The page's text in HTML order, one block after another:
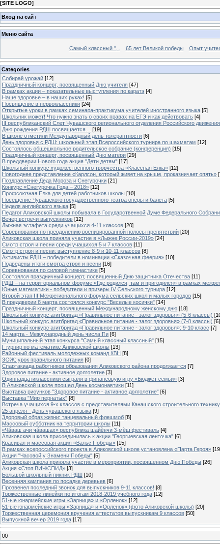
[SITE LOGO]
Вход на сайт
Меню сайта
Самый классный "... 65 лет Великой победы Опыт
Categories
Собирай урожай [12]
Праздничный концерт, посвященный Дню учителя [47]
В рамках акции – показательные выступления по каратэ [4]
Наше здоровье – в наших руках! [5]
Посвящение в первоклассники [24]
Открытые уроки в рамках семинара-практикума учителей иностранного языка [5]
Школьник может! Что нужно знать о своих правах на ЕГЭ и как действовать [4]
III республиканский Слет Чувашского регионального отделения Российского
Дню рождения РДШ посвящается…
[19]
В школе отметили Международный день толерантности [6]
День здоровья с РДШ: школьный этап Всероссийского турнира по шахматам [12]
Состоялось общешкольное родительское собрание (конференция) [15]
Праздничный концерт, посвященный Дню матери [29]
В преддверии Нового года акция "Дети детям" [17]
Школьный конкурс художественного творчества «Классная Ёлка» [12]
Новогоднее представление «Карлсон, который живет на крыше, проказничает опять»
Поздравление Деда Мороза и Снегурочки [21]
Конкурс «Снегурочка Года – 2018» [12]
Профсоюзная Елка для детей работников школы [10]
Посещение Чувашского государственного театра оперы и балета [5]
Неделя английского языка [5]
Педагог Аликовской школы побывала в Государственной Думе Федерального
Вечер встречи выпускников [12]
Лыжная эстафета среди учащихся 4-11 классов [20]
Cоревнования по преодолению военизированной полосы препятствий [20]
Аликовская школа приняла участие в «Лыжне России-2019» [24]
Смотр строя и песни среди учащихся 5 и 7 классов [11]
Смотр строя и песни: выступление 8-9 и 10-11 классов [8]
Активисты РДШ – победители в номинации «Сказочная феерия» [10]
Подведены итоги смотра строя и песни [16]
Соревнования по силовой гимнастике [5]
Состоялся праздничный концерт, посвященный Дню защитника Отечества [11]
РДШ – на территориальном форуме «Где родился, там и пригодился» в рамках
Юные математики - победители и призеры IV Сельского турнира [12]
Второй этап III Межрегионального форума сельских школ и малых городов [15]
В преддверии 8 марта состоялся конкурс "Веселые косички" [14]
Праздничный концерт, посвященный Международному женскому дню [18]
Школьный конкурс агитбригад «Правильное питание - залог здоровья» (5-6 классы)
Школьный конкурс агитбригад «Правильное питание - залог здоровья» (7-8 классы) [6]
Школьный конкурс агитбригад «Правильное питание - залог здоровья»: 9-10 класс [7]
14 марта - Международный день числа Пи [6]
Муниципальный этап конкурса "Самый классный классный" [15]
I турнир по математике Аликовской школы [13]
Районный фестиваль молодежных команд КВН [8]
ЗОЖ: урок правильного питания [0]
Спартакиада работников образования Аликовского района продолжается [7]
Здоровое питание - активное долголетие [3]
Одиннадцатиклассники сыграли в финансовую игру «Бюджет семьи» [3]
В Аликовской школе прошел День космонавтики [11]
Выставка рисунков "Здоровое питание - активное долголетие" [6]
Выставка "Мир пернатых" [8]
Встреча учащихся 9-х классов с представителями Канашского строительного
25 апреля - День чувашского языка [9]
Здоровый образ жизни: танцевальный флешмоб [8]
Массовый субботник на территории школы [11]
«Чăваш ачи чăвашах» республика шайĕнчи 3-мĕш фестиваль [4]
Аликовская школа присоединилась к акции "Георгиевская ленточка" [6]
Красивая и массовая акция «Вальс Победы» [15]
В рамках всероссийского проекта в Аликовской школе установлена «Парта Героя»
Акция "Часовой у Знамени Победы" [5]
Аликовская школа приняла участие в мероприятии, посвященном Дню Победы [26]
Акция «Стоп ВИЧ/СПИД» [3]
Большой школьный пикник РДШ [10]
Весенняя кампания по посадке деревьев [6]
Прозвенел последний звонок для выпускников 9-11 классов! [8]
Торжественные линейки по итогам 2018-2019 учебного года [12]
51-ые юнармейские игры «Зарница» и «Орленок» [12]
51-ые юнармейские игры «Зарница» и «Орленок» (фото Аликовской школы) [20]
Торжественная церемония вручения аттестатов выпускникам 9 классов [50]
Выпускной вечер 2019 года [17]
00